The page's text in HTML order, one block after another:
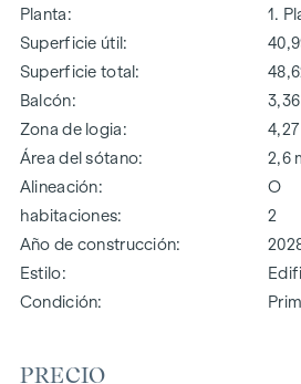
Planta
1.
Superficie útil
Superficie total
Balcón
Zona de logia
4,27
Área del sótano
2,6
Alineación
O
habitaciones
2
Año de construcción
Estilo
Condición
PRECIO